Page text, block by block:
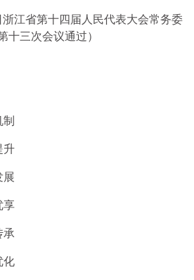
浙江省第十四届人民代表大会常务委
十三次会议通过）
升
展
享
化